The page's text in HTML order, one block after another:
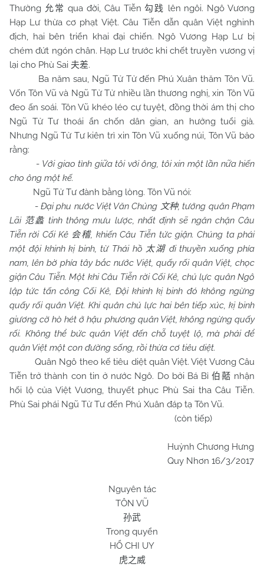
Thường 允常 qua đời, Câu Tiễn勾践
lên ngôi. Ngô Vương
Hạp Lư thừa cơ phạt Việt. Câu Tiễn dẫn quân Việt nghinh
địch, hai bên triển khai đại chiến. Ngô Vương Hạp Lư bị
chém đứt ngón chân. Hạp Lư trước khi chết truyền vương vị
lại cho Phù Sai 夫差.
Ba năm sau, Ngũ Tử Tử đến Phú Xuân thăm Tôn Vũ.
Vốn Tôn Vũ và Ngũ Tử Tử nhiều lần thương nghị, xin Tôn Vũ
đeo ấn soái. Tôn Vũ khéo léo cự tuyệt, đồng thời ám thị cho
Ngũ Tử Tư thoái ẩn chốn dân gian, an hưởng tuổi già.
Nhưng Ngũ Tử Tư kiên trì xin Tôn Vũ xuống núi, Tôn Vũ bảo
rằng:
- Với giao tình giữa tôi với ông, tôi xin một lần nữa hiến
cho ông một kế.
Ngũ Tử Tư đành bằng lòng. Tôn Vũ nói:
- Đại phu nước Việt Văn Chủng 文种, tướng quân Phạm
Lãi 范蠡 tinh thông mưu lược, nhất định sẽ ngăn chặn Câu
Tiễn rời Cối Kê 会稽, khiến Câu Tiễn tức giận. Chúng ta phái
một đội khinh kị binh, từ Thái hồ 太湖đi thuyền xuống phía
nam, lên bờ phía tây bắc nước Việt, quấy rối quân Việt, chọc
giận Câu Tiễn. Một khi Câu Tiễn rời Cối Kê, chủ lực quân Ngô
lập tức tấn công Cối Kê, Đội khinh kị binh đó không ngừng
quấy rối quân Việt. Khi quân chủ lực hai bên tiếp xúc, kị binh
giương cờ hò hét ở hậu phương quân Việt, không ngừng quấy
rối. Không thể bức quân Việt đến chỗ tuyệt lộ, mà phải để
quân Việt một con đường sống, rồi thừa cơ tiêu diệt.
Quân Ngô theo kế tiêu diệt quân Việt. Việt Vương Câu
Tiễn trở thành con tin ở nước Ngô. Do bởi Bá Bỉ伯嚭 nhận
hối lộ của Việt Vương, thuyết phục Phù Sai tha Câu Tiễn.
Phù Sai phái Ngũ Tử Tư đến Phú Xuân đáp tạ Tôn Vũ.
(còn tiếp)
Huỳnh Chương Hưng
Quy Nhơn 16/3/2017
Nguyên tác
TÔN VŨ
孙武
Trong quyển
HỔ CHI UY
虎之威